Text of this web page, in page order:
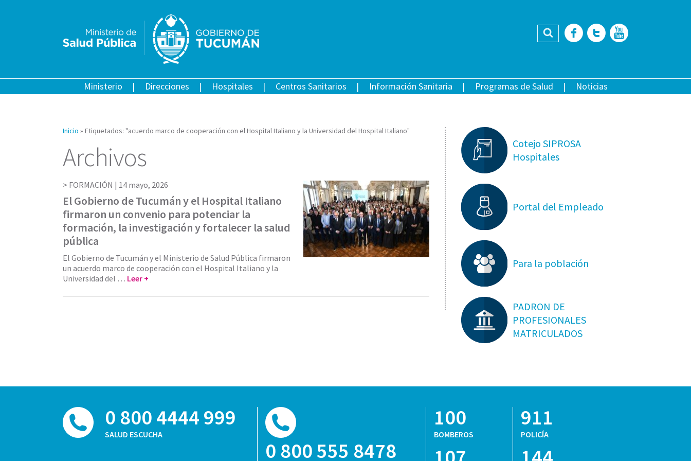
Buscar Facebook
Twitter
Ministerio Direcciones Hospitales Centros Sanitarios Información Sanitaria Programas de Salud Noticias
Inicio » Etiquetados: "acuerdo marco de cooperación con el Hospital Italiano y la Universidad del Hospital Italiano"
Archivos
FORMACIÓN | 14 mayo, 2026
El Gobierno de Tucumán y el Hospital Italiano
firmaron un convenio para potenciar la
formación, la investigación y fortalecer la salud
pública
El Gobierno de Tucumán y el Ministerio de Salud Pública firmaron
un acuerdo marco de cooperación con el Hospital Italiano y la
Universidad del … Leer +
Cotejo SIPROSA
Hospitales
Portal del Empleado
Para la población
PADRON DE
PROFESIONALES
MATRICULADOS
0 800 4444 999
SALUD ESCUCHA
0 800 555 8478
100
BOMBEROS
911
POLICÍA